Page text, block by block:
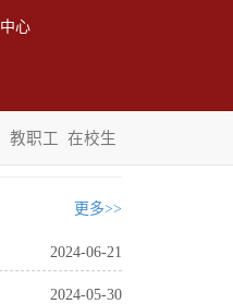
心
教职工 在校生
更多>>
2024-06-21
2024-05-30